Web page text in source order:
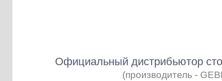
Официальный дистрибьютор
(производитель -